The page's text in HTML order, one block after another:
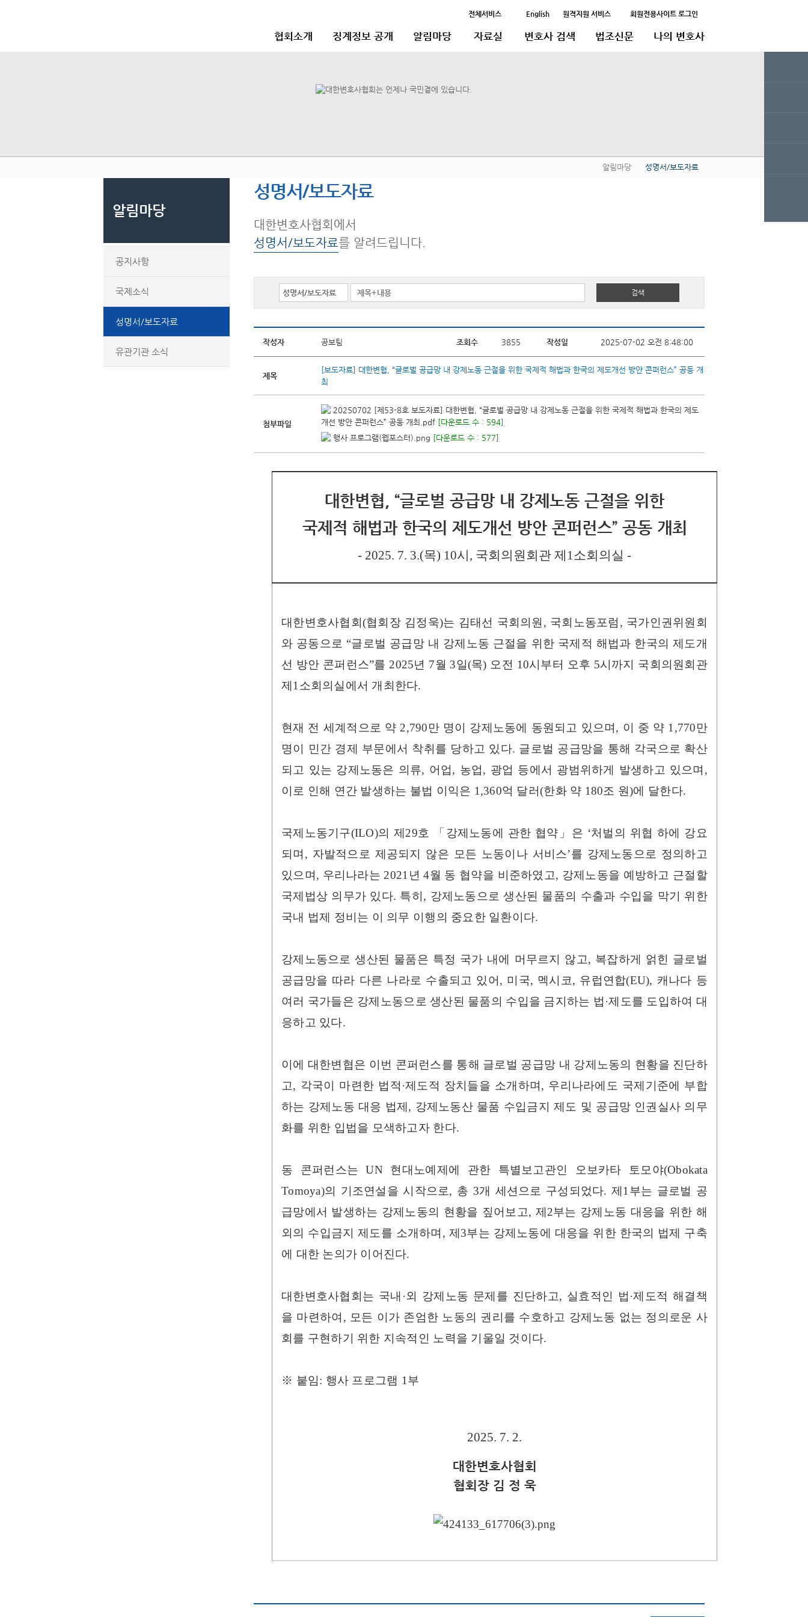
전체서비스 English 원격지원 서비스 회원전용사이트 로그인
협회소개 징계정보 공개 알림마당 자료실 변호사 검색 법조신문 나의 변호사
알림마당 성명서/보도자료
알림마당
공지사항
국제소식
성명서/보도자료
유관기관 소식
성명서/보도자료
대한변호사협회에서
성명서/보도자료를 알려드립니다.
작성자 공보팀 조회수 3855 작성일 2025-07-02 오전 8:48:00
제목
[보도자료] 대한변협, “글로벌 공급망 내 강제노동 근절을 위한 국제적 해법과 한국의 제도개선 방안 콘퍼런스” 공동 개
최
첨부파일
20250702 [제53-8호 보도자료] 대한변협, “글로벌 공급망 내 강제노동 근절을 위한 국제적 해법과 한국의 제도
개선 방안 콘퍼런스” 공동 개최.pdf [다운로드 수 : 594]
행사 프로그램(웹포스터).png [다운로드 수 : 577]
대한변협, “글로벌 공급망 내 강제노동 근절을 위한
국제적 해법과 한국의 제도개선 방안 콘퍼런스” 공동 개최
​- 2025. 7. 3.(목) 10시, 국회의원회관 제1소회의실 -
대한변호사협회(협회장 김정욱)는 김태선 국회의원, 국회노동포럼, 국가인권위원회
와 공동으로 “글로벌 공급망 내 강제노동 근절을 위한 국제적 해법과 한국의 제도개
선 방안 콘퍼런스”를 2025년 7월 3일(목) 오전 10시부터 오후 5시까지 국회의원회관
제1소회의실에서 개최한다.
현재 전 세계적으로 약 2,790만 명이 강제노동에 동원되고 있으며, 이 중 약 1,770만
명이 민간 경제 부문에서 착취를 당하고 있다. 글로벌 공급망을 통해 각국으로 확산
되고 있는 강제노동은 의류, 어업, 농업, 광업 등에서 광범위하게 발생하고 있으며,
이로 인해 연간 발생하는 불법 이익은 1,360억 달러(한화 약 180조 원)에 달한다.
국제노동기구(ILO)의 제29호 「강제노동에 관한 협약」은 ‘처벌의 위협 하에 강요
되며, 자발적으로 제공되지 않은 모든 노동이나 서비스’를 강제노동으로 정의하고
있으며, 우리나라는 2021년 4월 동 협약을 비준하였고, 강제노동을 예방하고 근절할
국제법상 의무가 있다. 특히, 강제노동으로 생산된 물품의 수출과 수입을 막기 위한
국내 법제 정비는 이 의무 이행의 중요한 일환이다.
강제노동으로 생산된 물품은 특정 국가 내에 머무르지 않고, 복잡하게 얽힌 글로벌
공급망을 따라 다른 나라로 수출되고 있어, 미국, 멕시코, 유럽연합(EU), 캐나다 등
여러 국가들은 강제노동으로 생산된 물품의 수입을 금지하는 법·제도를 도입하여 대
응하고 있다.
이에 대한변협은 이번 콘퍼런스를 통해 글로벌 공급망 내 강제노동의 현황을 진단하
고, 각국이 마련한 법적·제도적 장치들을 소개하며, 우리나라에도 국제기준에 부합
하는 강제노동 대응 법제, 강제노동산 물품 수입금지 제도 및 공급망 인권실사 의무
화를 위한 입법을 모색하고자 한다.
동 콘퍼런스는 UN 현대노예제에 관한 특별보고관인 오보카타 토모야(Obokata
Tomoya)의 기조연설을 시작으로, 총 3개 세션으로 구성되었다. 제1부는 글로벌 공
급망에서 발생하는 강제노동의 현황을 짚어보고, 제2부는 강제노동 대응을 위한 해
외의 수입금지 제도를 소개하며, 제3부는 강제노동에 대응을 위한 한국의 법제 구축
에 대한 논의가 이어진다.
대한변호사협회는 국내·외 강제노동 문제를 진단하고, 실효적인 법·제도적 해결책
을 마련하여, 모든 이가 존엄한 노동의 권리를 수호하고 강제노동 없는 정의로운 사
회를 구현하기 위한 지속적인 노력을 기울일 것이다.
※ 붙임: 행사 프로그램 1부
2025. 7. 2.
대한변호사협회
협회장 김 정 욱